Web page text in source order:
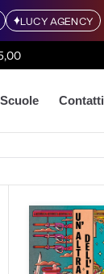
LUCY AGENCY
Scuole Contatti